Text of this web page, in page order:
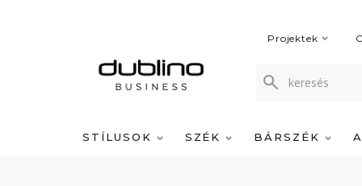
Projektek
STÍLUSOK SZÉK BÁRSZÉK